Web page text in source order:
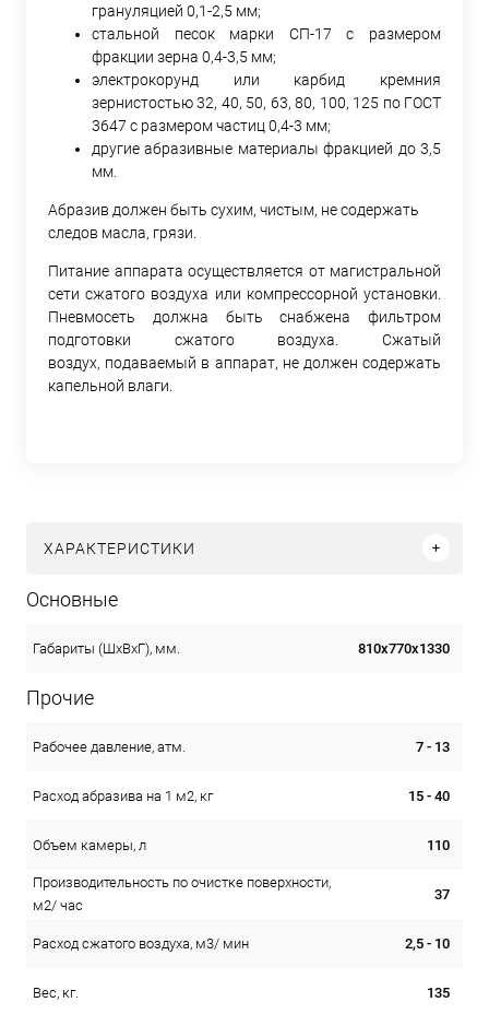
грануляцией 0,1-2,5 мм;
стальной песок марки СП-17 с размером
фракции зерна 0,4-3,5 мм;
электрокорунд или карбид кремния
зернистостью 32, 40, 50, 63, 80, 100, 125 по ГОСТ
3647 с размером частиц 0,4-3 мм;
другие абразивные материалы фракцией до 3,5
мм.
Абразив должен быть сухим, чистым, не содержать
следов масла, грязи.
Питание аппарата осуществляется от магистральной
сети сжатого воздуха или компрессорной установки.
Пневмосеть должна быть снабжена фильтром
подготовки сжатого воздуха. Сжатый
воздух, подаваемый в аппарат, не должен содержать
капельной влаги.
ХАРАКТЕРИСТИКИ
Основные
Габариты (ШхВхГ), мм. 810х770х1330
Прочие
Рабочее давление, атм. 7 - 13
Расход абразива на 1 м2, кг 15 - 40
Объем камеры, л 110
Производительность по очистке поверхности,
м2/ час
37
Расход сжатого воздуха, м3/ мин 2,5 - 10
Вес, кг. 135